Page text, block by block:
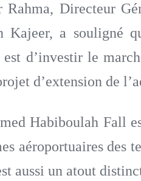
Rahma, Directeur
Kajeer, a souligné
d’investir le
d’extension de
Habiboulah Fall
aéroportuaires des
aussi un atout